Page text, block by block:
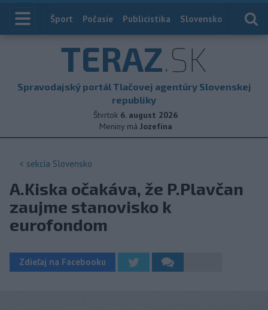
Index
Šport Počasie Publicistika Slovensko
TERAZ.SK
Spravodajský portál Tlačovej agentúry Slovenskej
republiky
Štvrtok 6. august 2026
Meniny má Jozefína
< sekcia Slovensko
A.Kiska očakáva, že P.Plavčan
zaujme stanovisko k
eurofondom
Zdieľaj na Facebooku